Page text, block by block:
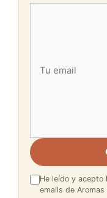
He leído y acepto
emails de Aromas